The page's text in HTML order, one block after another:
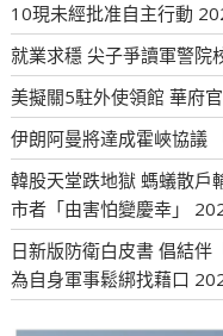
10現未經批准自主行動
就業求穩 尖子爭讀軍警院
美擬關5駐外使領館 華府
伊朗阿曼將達成霍峽協議
韓股天堂跌地獄 螞蟻散戶
市者「由害怕變慶幸」
日新版防衛白皮書 倡結伴
為自身軍事鬆綁找藉口